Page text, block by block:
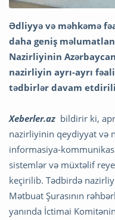
Ədliyyə və məhkəmə
daha geniş
Nazirliyinin
nazirliyin ayrı-ayrı
tədbirlər davam
Xeberler.az bildirir ki,
nazirliyinin qeydiyyat və
informasiya-
sistemlər və müxtəlif
keçirilib. Tədbirdə
Mətbuat Şurasının
yanında İctimai